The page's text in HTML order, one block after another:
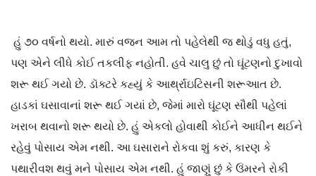
હું ૭૦ વર્ષનો થયો. મારું વજન આમ તો પહેલેથી જ થોડું વધુ હતું,
પણ એને લીધે કોઈ તકલીફ નહોતી. હવે ચાલુ છું તો ઘૂંટણનો દુખાવો
શરૂ થઈ ગયો છે. ડૉક્ટરે કહ્યું કે આર્થ્રાઇટિસની શરૂઆત છે.
હાડકાં ઘસાવાનાં શરૂ થઈ ગયાં છે, જેમાં મારો ઘૂંટણ સૌથી પહેલાં
ખરાબ થવાનો શરૂ થયો છે. હું એકલો હોવાથી કોઈને આધીન થઈને
રહેવું પોસાય એમ નથી. આ ઘસારાને રોકવા શું કરું, કારણ કે
પથારીવશ થવું મને પોસાય એમ નથી. હું જાણું છું કે ઉંમરને રોકી